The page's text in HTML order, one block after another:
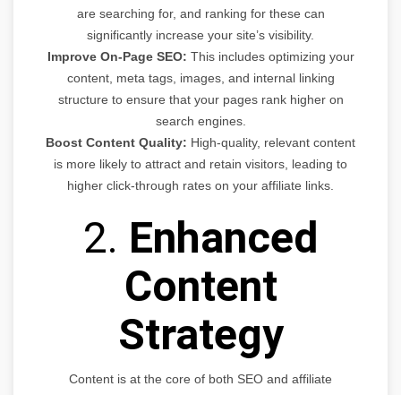
are searching for, and ranking for these can
significantly increase your site’s visibility.
Improve On-Page SEO: This includes optimizing your
content, meta tags, images, and internal linking
structure to ensure that your pages rank higher on
search engines.
Boost Content Quality: High-quality, relevant content
is more likely to attract and retain visitors, leading to
higher click-through rates on your affiliate links.
2. Enhanced
Content
Strategy
Content is at the core of both SEO and affiliate